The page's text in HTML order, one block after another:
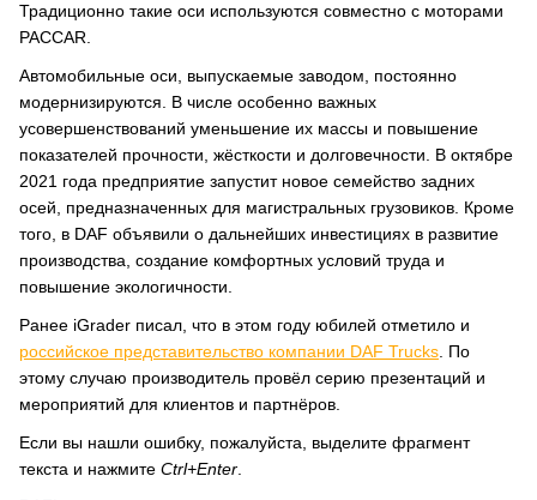
Традиционно такие оси используются совместно с моторами
PACCAR.
Автомобильные оси, выпускаемые заводом, постоянно
модернизируются. В числе особенно важных
усовершенствований уменьшение их массы и повышение
показателей прочности, жёсткости и долговечности. В октябре
2021 года предприятие запустит новое семейство задних
осей, предназначенных для магистральных грузовиков. Кроме
того, в DAF объявили о дальнейших инвестициях в развитие
производства, создание комфортных условий труда и
повышение экологичности.
Ранее iGrader писал, что в этом году юбилей отметило и
российское представительство компании DAF Trucks . По
этому случаю производитель провёл серию презентаций и
мероприятий для клиентов и партнёров.
Если вы нашли ошибку, пожалуйста, выделите фрагмент
текста и нажмите Ctrl+Enter